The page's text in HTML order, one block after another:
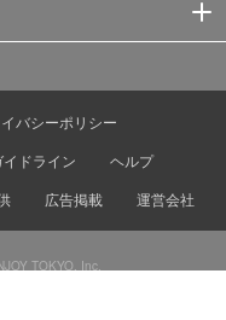
バシーポリシー
ドライン
ヘルプ
広告掲載 運営会社
TOKYO, Inc.